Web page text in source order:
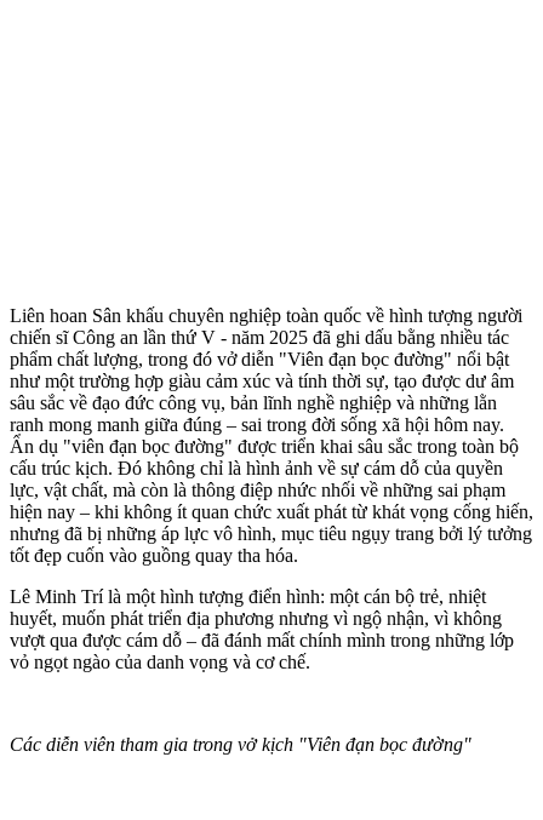
Liên hoan Sân khấu chuyên nghiệp toàn quốc về hình tượng người
chiến sĩ Công an lần thứ V - năm 2025 đã ghi dấu bằng nhiều tác
phẩm chất lượng, trong đó vở diễn "Viên đạn bọc đường" nổi bật
như một trường hợp giàu cảm xúc và tính thời sự, tạo được dư âm
sâu sắc về đạo đức công vụ, bản lĩnh nghề nghiệp và những lằn
ranh mong manh giữa đúng – sai trong đời sống xã hội hôm nay.
Ẩn dụ "viên đạn bọc đường" được triển khai sâu sắc trong toàn bộ
cấu trúc kịch. Đó không chỉ là hình ảnh về sự cám dỗ của quyền
lực, vật chất, mà còn là thông điệp nhức nhối về những sai phạm
hiện nay – khi không ít quan chức xuất phát từ khát vọng cống hiến,
nhưng đã bị những áp lực vô hình, mục tiêu ngụy trang bởi lý tưởng
tốt đẹp cuốn vào guồng quay tha hóa.
Lê Minh Trí là một hình tượng điển hình: một cán bộ trẻ, nhiệt
huyết, muốn phát triển địa phương nhưng vì ngộ nhận, vì không
vượt qua được cám dỗ – đã đánh mất chính mình trong những lớp
vỏ ngọt ngào của danh vọng và cơ chế.
Các diễn viên tham gia trong vở kịch "Viên đạn bọc đường"